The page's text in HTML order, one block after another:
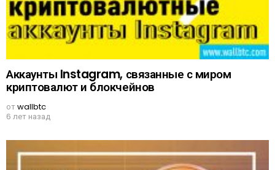
Аккаунты Instagram, связанные с миром
криптовалют и блокчейнов
отwallbtc
6 лет назад